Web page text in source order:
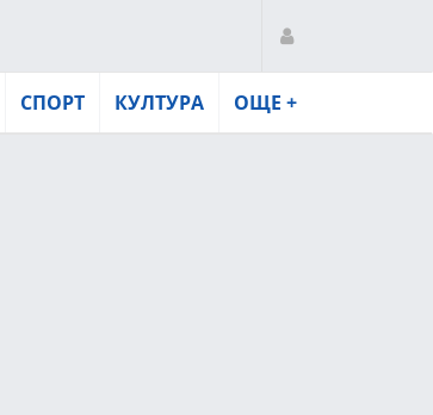
СПОРТ КУЛТУРА ОЩЕ +